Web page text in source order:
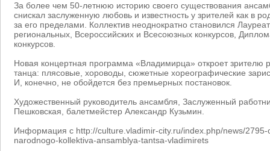
За более чем 50-летнюю историю своего существования
снискал заслуженную любовь и известность у зрителей как в
за его пределами. Коллектив неоднократно становился
региональных, Всероссийских и Всесоюзных конкурсов,
конкурсов.
Новая концертная программа «Владимирца» откроет зрителю
танца: плясовые, хороводы, сюжетные хореографические
И, конечно, не обойдется без премьерных постановок.
Художественный руководитель ансамбля, Заслуженный
Пешковская, балетмейстер Александр Кузьмин.
Информация с http://culture.vladimir-city.ru/index.php/news/
narodnogo-kollektiva-ansamblya-tantsa-vladimirets